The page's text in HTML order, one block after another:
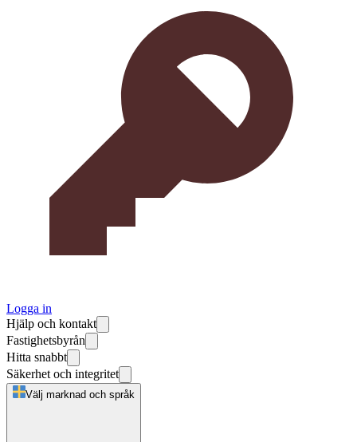
Logga in
Hjälp och kontakt
Fastighetsbyrån
Hitta snabbt
Säkerhet och integritet
Välj marknad och språk